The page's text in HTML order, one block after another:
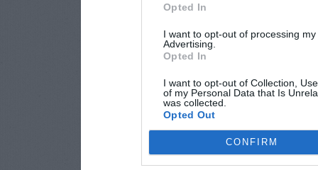
Opted In
I want to opt-out of processing
Advertising.
Opted In
I want to opt-out of Collection,
of my Personal Data that Is
was collected.
Opted Out
CONFIRM